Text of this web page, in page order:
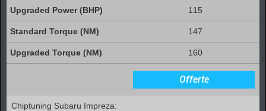
115
147
160
Offerte
Chiptuning Subaru Impreza: